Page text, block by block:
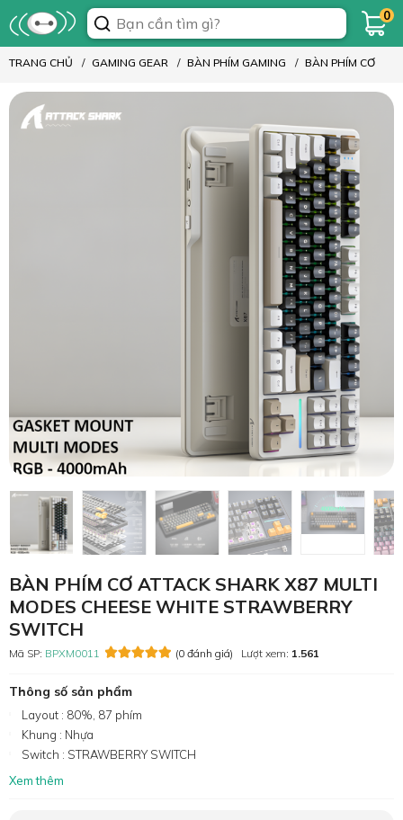
0
TRANG CHỦ GAMING GEAR BÀN PHÍM GAMING BÀN PHÍM CƠ
BÀN PHÍM CƠ ATTACK SHARK X87 MULTI
MODES CHEESE WHITE STRAWBERRY
SWITCH
Mã SP: BPXM0011 (0 đánh giá) Lượt xem: 1.561
Thông số sản phẩm
Layout : 80%, 87 phím
Khung : Nhựa
Switch : STRAWBERRY SWITCH
Xem thêm